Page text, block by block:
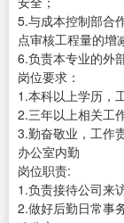
5.与成本控制部合
点审核工程量的增
6.负责本专业的外
岗位要求：
1.本科以上学历，
2.三年以上相关工
3.勤奋敬业，工作
办公室内勤
岗位职责:
1.负责接待公司来
2.做好后勤日常事